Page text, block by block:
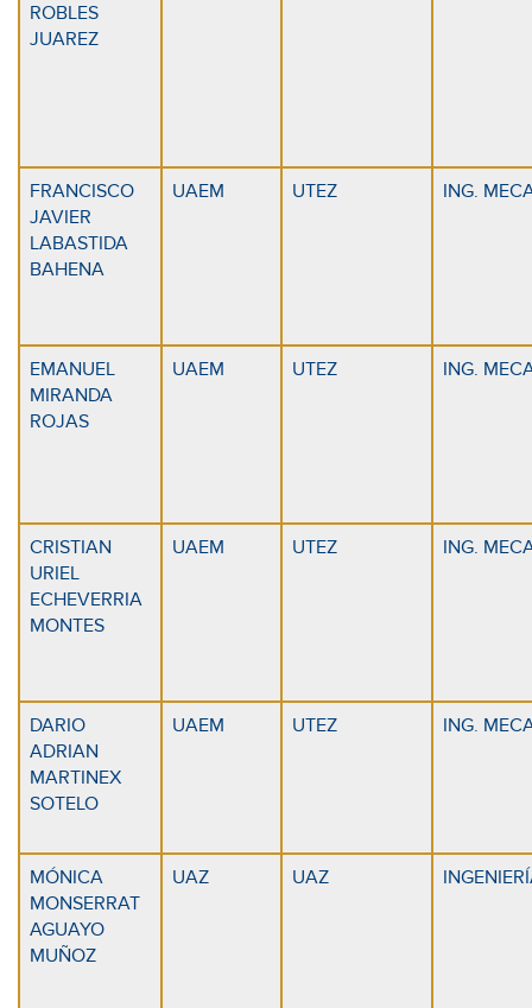
ROBLES
JUAREZ
FRANCISCO
JAVIER
LABASTIDA
BAHENA
UAEM UTEZ ING.
EMANUEL
MIRANDA
ROJAS
UAEM UTEZ ING.
CRISTIAN
URIEL
ECHEVERRIA
MONTES
UAEM UTEZ ING.
DARIO
ADRIAN
MARTINEX
SOTELO
UAEM UTEZ ING.
MÓNICA
MONSERRAT
AGUAYO
MUÑOZ
UAZ UAZ